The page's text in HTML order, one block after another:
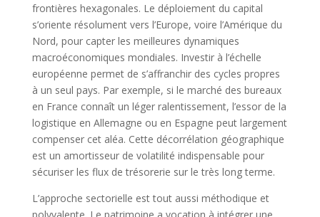
frontières hexagonales. Le déploiement du capital
s’oriente résolument vers l’Europe, voire l’Amérique du
Nord, pour capter les meilleures dynamiques
macroéconomiques mondiales. Investir à l’échelle
européenne permet de s’affranchir des cycles propres
à un seul pays. Par exemple, si le marché des bureaux
en France connaît un léger ralentissement, l’essor de la
logistique en Allemagne ou en Espagne peut largement
compenser cet aléa. Cette décorrélation géographique
est un amortisseur de volatilité indispensable pour
sécuriser les flux de trésorerie sur le très long terme.
L’approche sectorielle est tout aussi méthodique et
polyvalente. Le patrimoine a vocation à intégrer une